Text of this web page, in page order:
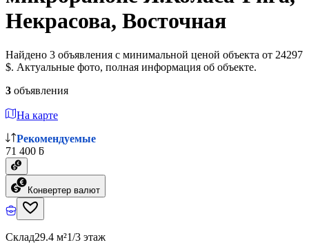
Некрасова, Восточная
Найдено 3 объявления с минимальной ценой объекта от 24297
$. Актуальные фото, полная информация об объекте.
3 объявления
На карте
Рекомендуемые
71 400 ƃ
Конвертер валют
Склад29.4 м²1/3 этаж